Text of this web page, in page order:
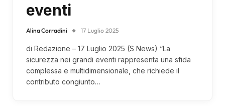
eventi
Alina Corradini 17 Luglio 2025
di Redazione – 17 Luglio 2025 (S News) “La
sicurezza nei grandi eventi rappresenta una sfida
complessa e multidimensionale, che richiede il
contributo congiunto…